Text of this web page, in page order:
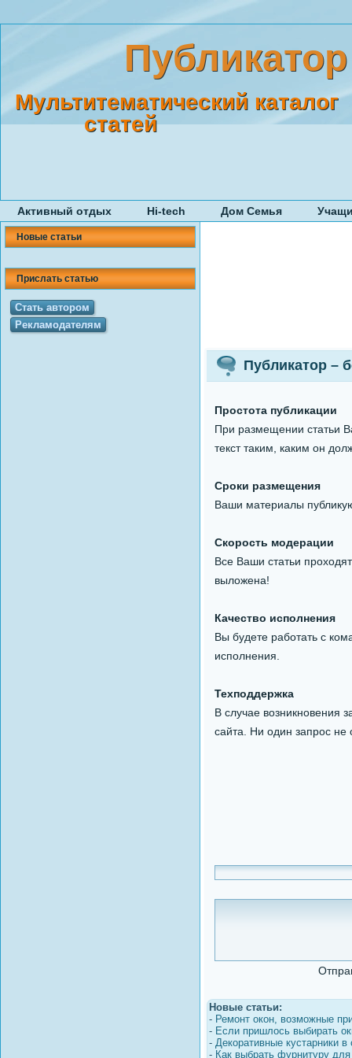
Публикатор
Мультитематический каталог
статей
Активный отдых Hi-tech Дом Семья
Новые статьи
Прислать статью
Стать автором
Рекламодателям
Публикатор –
Простота публикации
При размещении статьи
текст таким, каким он
Сроки размещения
Ваши материалы
Скорость модерации
Все Ваши статьи
выложена!
Качество исполнения
Вы будете работать с
исполнения.
Техподдержка
В случае возникновения
сайта. Ни один запрос не
Новые статьи:
- Ремонт окон, возможные
- Если пришлось выбирать
- Декоративные кустарники в
- Как выбрать фурнитуру